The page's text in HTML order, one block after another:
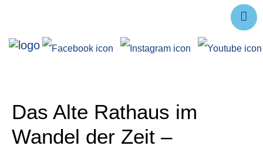
Forschung
Service
Das Alte Rathaus im
Wandel der Zeit –